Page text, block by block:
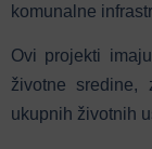
komunalne
Ovi projekti
životne sredine,
ukupnih životnih